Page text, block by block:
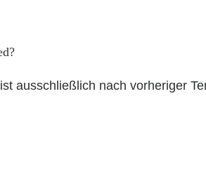
ausschließlich nach vorheriger